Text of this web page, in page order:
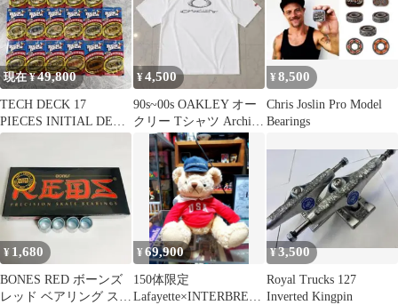
現在 ¥49,800
TECH DECK 17
PIECES INITIAL DEAD
STOCK
¥4,500
90s~00s OAKLEY オー
クリー Tシャツ Archive
Y2K 復刻
¥8,500
Chris Joslin Pro Model
Bearings
¥ 1,680
BONES RED ボーンズ
レッド ベアリング スケ
¥69,900
150体限定
Lafayette×INTERBREE
¥3,500
Royal Trucks 127
Inverted Kingpin